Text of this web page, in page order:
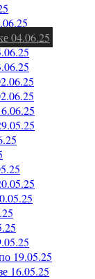
04.06.25
19.05.25
16.05.25